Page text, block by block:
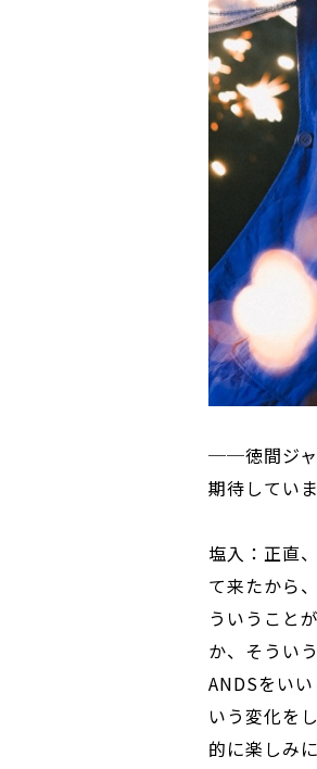
──徳間ジャ
期待してい
塩入：正直
て来たから
ういうこと
か、そうい
ANDSをい
いう変化を
的に楽しみ